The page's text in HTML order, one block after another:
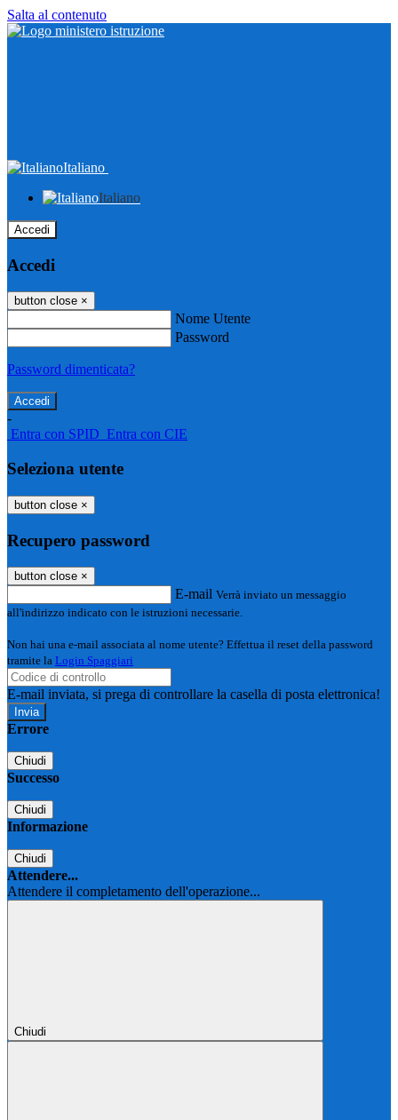
Salta al contenuto
Italiano
Italiano
Accedi
Accedi
button close ×
Nome Utente
Password
Password dimenticata?
-
Entra con SPID Entra con CIE
Seleziona utente
button close ×
Recupero password
button close ×
E-mail Verrà inviato un messaggio
all'indirizzo indicato con le istruzioni necessarie.
Non hai una e-mail associata al nome utente? Effettua il reset della password
tramite la Login Spaggiari
E-mail inviata, si prega di controllare la casella di posta elettronica!
Errore
Chiudi
Successo
Chiudi
Informazione
Chiudi
Attendere...
Attendere il completamento dell'operazione...
Chiudi